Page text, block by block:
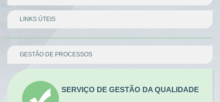
LINKS ÚTEIS
Divisor
GESTÃO DE PROCESSOS
SERVIÇO DE GESTÃO DA QUALIDADE